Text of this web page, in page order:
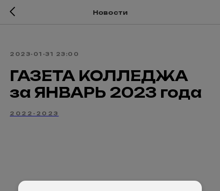
Новости
2023-01-31 23:00
ГАЗЕТА КОЛЛЕДЖА
за ЯНВАРЬ 2023 года
2022-2023